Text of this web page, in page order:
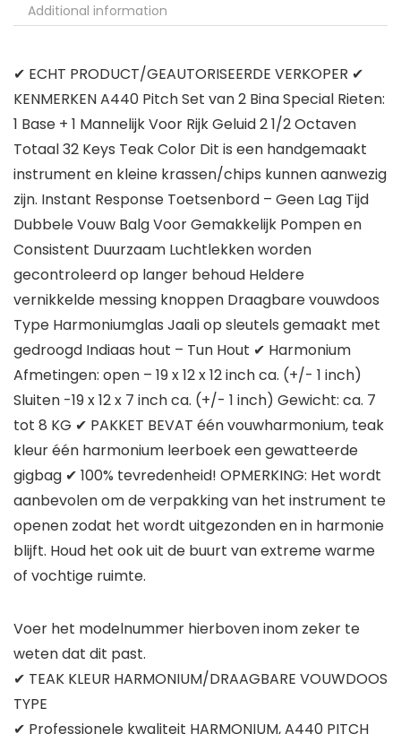
Additional information
✔ ECHT PRODUCT/GEAUTORISEERDE VERKOPER ✔
KENMERKEN A440 Pitch Set van 2 Bina Special Rieten:
1 Base + 1 Mannelijk Voor Rijk Geluid 2 1/2 Octaven
Totaal 32 Keys Teak Color Dit is een handgemaakt
instrument en kleine krassen/chips kunnen aanwezig
zijn. Instant Response Toetsenbord – Geen Lag Tijd
Dubbele Vouw Balg Voor Gemakkelijk Pompen en
Consistent Duurzaam Luchtlekken worden
gecontroleerd op langer behoud Heldere
vernikkelde messing knoppen Draagbare vouwdoos
Type Harmoniumglas Jaali op sleutels gemaakt met
gedroogd Indiaas hout – Tun Hout ✔ Harmonium
Afmetingen: open – 19 x 12 x 12 inch ca. (+/- 1 inch)
Sluiten -19 x 12 x 7 inch ca. (+/- 1 inch) Gewicht: ca. 7
tot 8 KG ✔ PAKKET BEVAT één vouwharmonium, teak
kleur één harmonium leerboek een gewatteerde
gigbag ✔ 100% tevredenheid! OPMERKING: Het wordt
aanbevolen om de verpakking van het instrument te
openen zodat het wordt uitgezonden en in harmonie
blijft. Houd het ook uit de buurt van extreme warme
of vochtige ruimte.
Voer het modelnummer hierboven inom zeker te
weten dat dit past.
✔ TEAK KLEUR HARMONIUM/DRAAGBARE VOUWDOOS
TYPE
✔ Professionele kwaliteit HARMONIUM, A440 PITCH